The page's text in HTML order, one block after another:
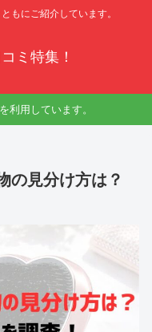
もにご紹介しています。
ミ特集！
利用しています。
の見分け方は？